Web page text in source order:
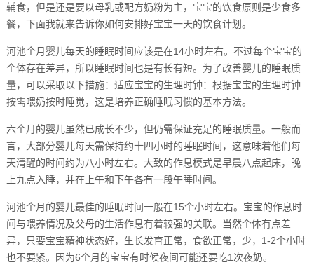
辅食，但是还是要以母乳或配方奶粉为主，宝宝的饮食原则是少食多
餐，下面我就来告诉你如何安排好宝宝一天的饮食计划。
河池个月婴儿每天的睡眠时间应该是在14小时左右。不过每个宝宝的
个体存在差异，所以睡眠时间也是有长有短。为了改善婴儿的睡眠质
量，可以采取以下措施：适应宝宝的生理时钟：根据宝宝的生理时钟
按需喂奶按时睡觉，这是培养正确睡眠习惯的基本方法。
六个月的婴儿虽然已成长不少，但仍需保证充足的睡眠质量。一般而
言，大部分婴儿每天需保持约十四小时的睡眠时间，这意味着他们每
天清醒的时间约为八小时左右。大致的作息模式是早晨八点起床，晚
上九点入睡，并在上午和下午各有一段午睡时间。
河池个月的婴儿最佳的睡眠时间一般在15个小时左右。宝宝的作息时
间与喂养情况及父母的生活作息有着较强的关联。当然个体有点差
异，只要宝宝精神状态好，生长发育正常，食欲正常，少，1-2个小时
也不要紧。因为6个月的宝宝有时候夜间可能还要吃1次夜奶。